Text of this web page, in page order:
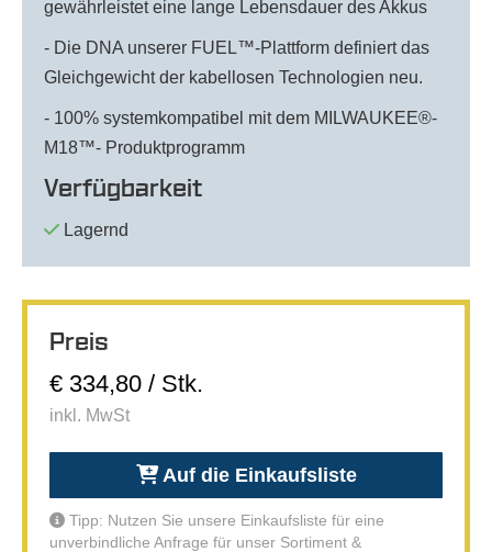
gewährleistet eine lange Lebensdauer des Akkus
- Die DNA unserer FUEL™-Plattform definiert das
Gleichgewicht der kabellosen Technologien neu.
- 100% systemkompatibel mit dem MILWAUKEE®-
M18™- Produktprogramm
Verfügbarkeit
Lagernd
Preis
€ 334,80 / Stk.
inkl. MwSt
Auf die Einkaufsliste
Tipp: Nutzen Sie unsere Einkaufsliste für eine
unverbindliche Anfrage für unser Sortiment &